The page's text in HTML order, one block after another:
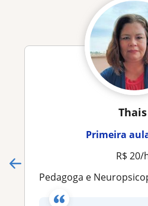
Thais
Primeira
R$ 20/
Pedagoga e Neuropsicopedagoga,